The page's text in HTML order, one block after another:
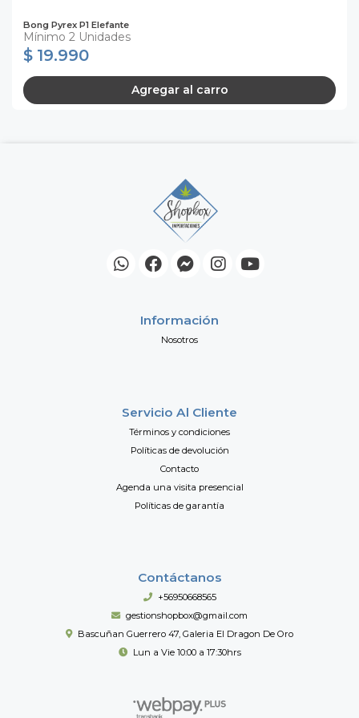
Bong Pyrex P1 Elefante
Mínimo 2 Unidades
$ 19.990
Agregar al carro
Información
Nosotros
Servicio Al Cliente
Términos y condiciones
Políticas de devolución
Contacto
Agenda una visita presencial
Políticas de garantía
Contáctanos
+56950668565
gestionshopbox@gmail.com
Bascuñan Guerrero 47, Galeria El Dragon De Oro
Lun a Vie 10:00 a 17:30hrs